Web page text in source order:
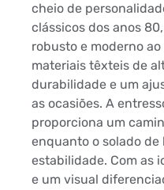
cheio de
clássicos dos anos
robusto e moderno
materiais têxteis de
durabilidade e um
as ocasiões. A
proporciona um
enquanto o solado
estabilidade. Com as
e um visual